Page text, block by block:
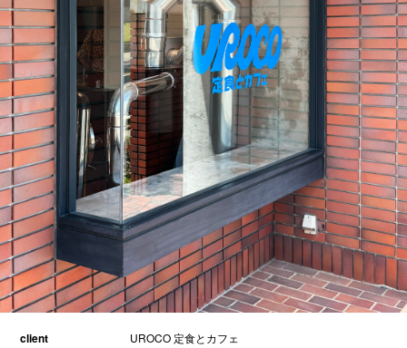
client UROCO 定食とカフェ